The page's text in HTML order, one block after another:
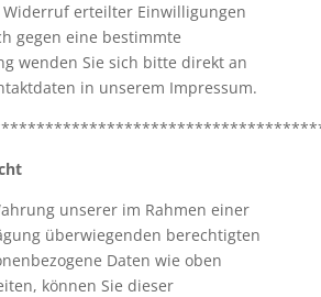
Widerruf erteilter Einwilligungen
gegen eine bestimmte
wenden Sie sich bitte direkt an
in unserem Impressum.
unserer im Rahmen einer
überwiegenden berechtigten
Daten wie oben
können Sie dieser